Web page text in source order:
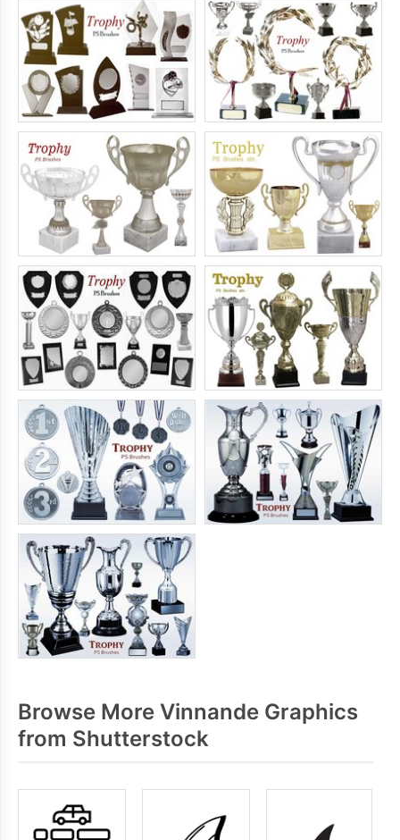
Browse More Vinnande Graphics
from Shutterstock